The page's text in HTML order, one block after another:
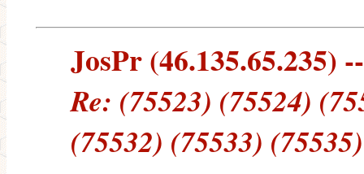
JosPr (46.135.65.235)
Re: (75523) (75524)
(75532) (75533)